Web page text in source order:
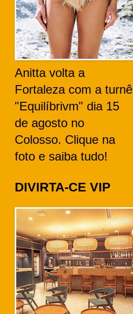
Anitta volta a
Fortaleza com a turnê
"Equilíbrivm" dia 15
de agosto no
Colosso. Clique na
foto e saiba tudo!
DIVIRTA-CE VIP